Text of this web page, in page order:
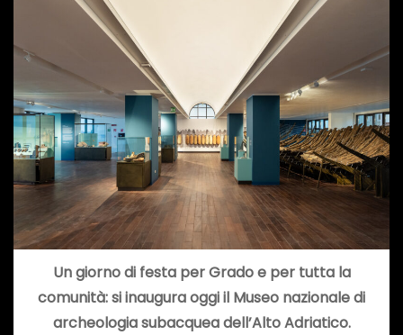
Un giorno di festa per Grado e per tutta la
comunità: si inaugura oggi il Museo nazionale di
archeologia subacquea dell’Alto Adriatico.